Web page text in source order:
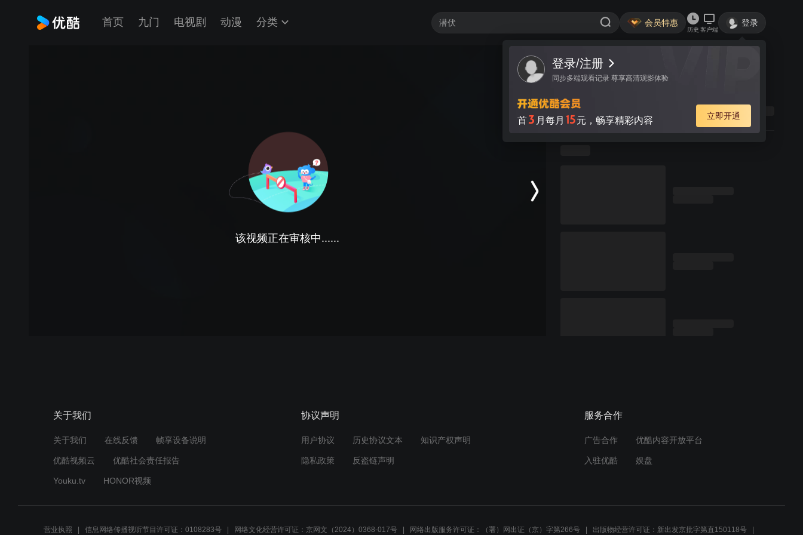
首页 九门 电视剧 动漫 分类 会员特惠
历史 客户端
登录
登录/注册
同步多端观看记录 尊享高清观影体验
首3 月每月 15元，畅享精彩内容 立即开通
该视频正在审核中......
关于我们
关于我们 在线反馈 帧享设备说明
优酷视频云 优酷社会责任报告
Youku.tv HONOR视频
协议声明
用户协议 历史协议文本 知识产权声明
隐私政策 反盗链声明
服务合作
广告合作 优酷内容开放平台
入驻优酷 娱盘
营业执照 信息网络传播视听节目许可证：0108283号 网络文化经营许可证：京网文（2024）0368-017号 网络出版服务许可证：（署）网出证（京）字第266号 出版物经营许可证：新出发京批字第直150118号